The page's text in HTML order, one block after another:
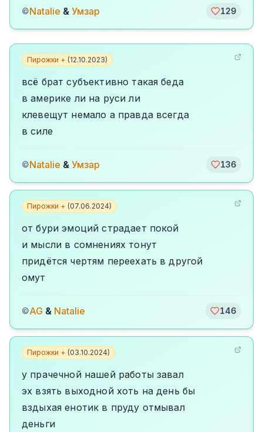
©Natalie & Умзар 129
Пирожки + (12.10.2023)
всё брат субъективно такая беда
в америке ли на руси ли
клевещут немало а правда всегда
в силе
©Natalie & Умзар 136
Пирожки + (07.06.2024)
от бури эмоций страдает покой
и мысли в сомнениях тонут
придётся чертям переехать в другой
омут
©AG & Natalie 146
Пирожки + (03.10.2024)
у прачечной нашей работы завал
эх взять выходной хоть на день бы
вздыхая енотик в пруду отмывал
деньги